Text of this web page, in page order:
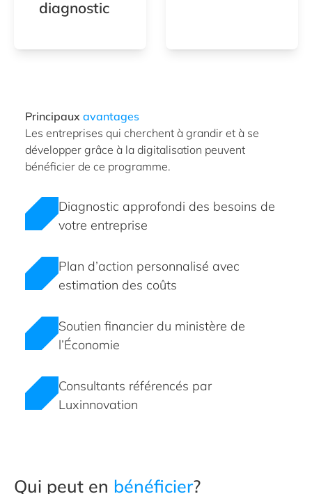
diagnostic
Principaux avantages
Les entreprises qui cherchent à grandir et à se
développer grâce à la digitalisation peuvent
bénéficier de ce programme.
Diagnostic approfondi des besoins de
votre entreprise
Plan d’action personnalisé avec
estimation des coûts
Soutien financier du ministère de
l’Économie
Consultants référencés par
Luxinnovation
Qui peut en bénéficier?